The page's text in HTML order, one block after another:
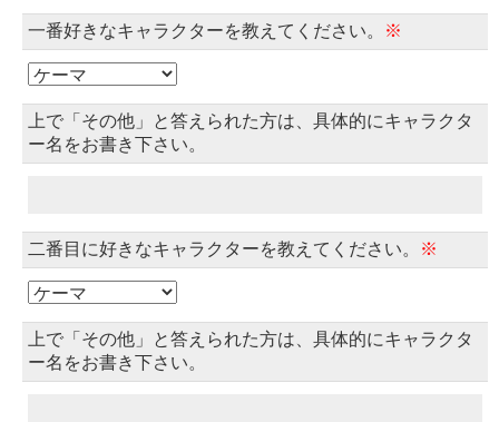
一番好きなキャラクターを教えてください。 ※
上で「その他」と答えられた方は、具体的にキャラクタ
ー名をお書き下さい。
二番目に好きなキャラクターを教えてください。 ※
上で「その他」と答えられた方は、具体的にキャラクタ
ー名をお書き下さい。